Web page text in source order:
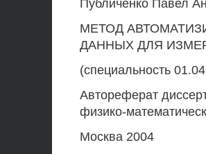
Публиченко Павел
МЕТОД
ДАННЫХ ДЛЯ
(специальность
Автореферат
физико-
Москва 2004